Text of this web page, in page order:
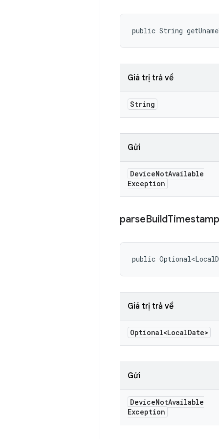
public String
Giá trị trả về
String
Gửi
DeviceNotAvailable
Exception
parseBuildTimestamp
public
Giá trị trả về
Optional<LocalDate>
Gửi
DeviceNotAvailable
Exception